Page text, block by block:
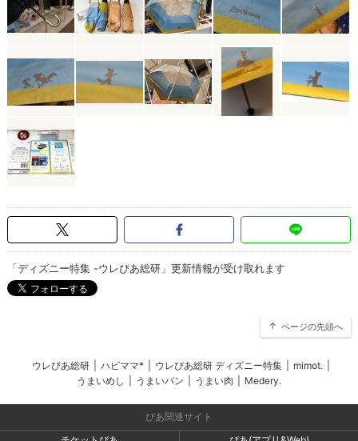
「ディズニー特集 -ウレぴあ総研」更新情報が受け取れます
ページの先頭へ
ウレぴあ総研 ハピママ* ウレぴあ総研 ディズニー特集 mimot.
うまいめし
うまいパン うまい肉 Medery.
ぴあ関連サイト